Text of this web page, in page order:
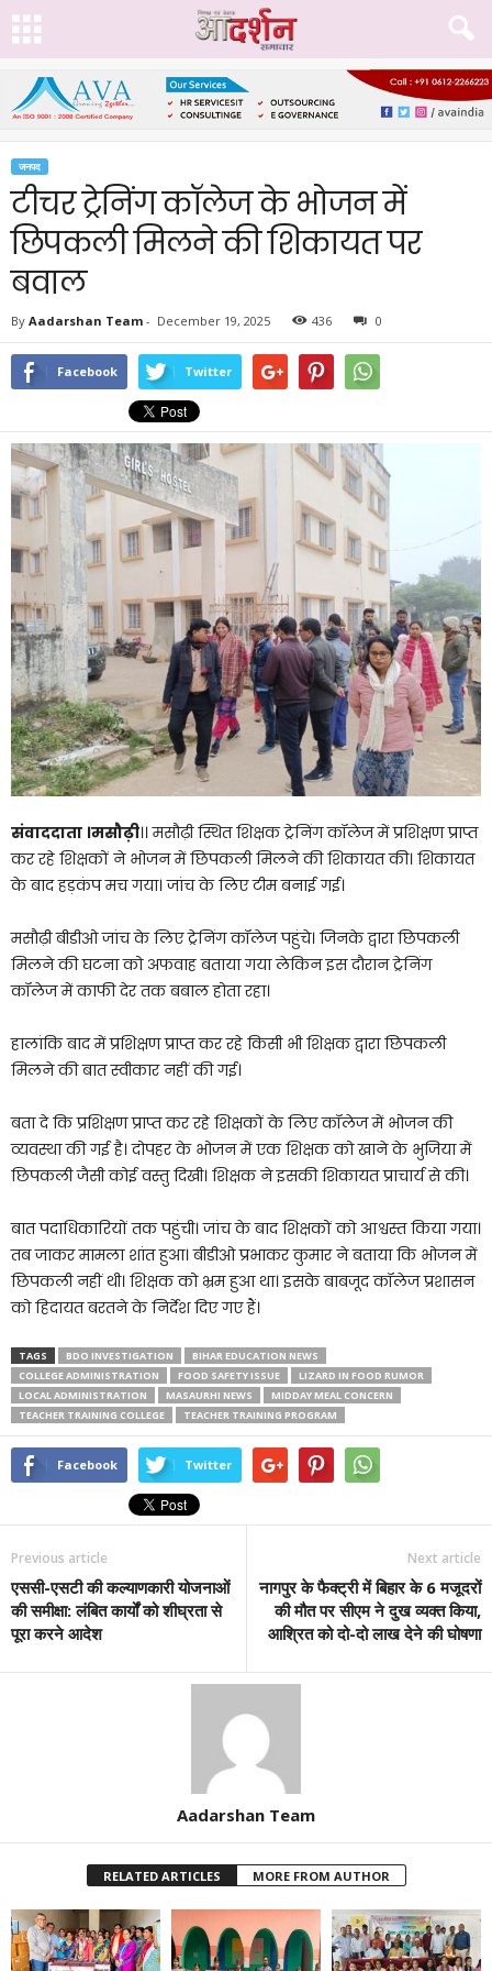
जनपद
टीचर ट्रेनिंग कॉलेज के भोजन में
छिपकली मिलने की शिकायत पर
बवाल
By Aadarshan Team - December 19, 2025 436 0
Facebook Twitter
संवाददाता ।मसौढ़ी।। मसौढ़ी स्थित शिक्षक ट्रेनिंग कॉलेज में प्रशिक्षण प्राप्त
कर रहे शिक्षकों ने भोजन में छिपकली मिलने की शिकायत की। शिकायत
के बाद हड़कंप मच गया। जांच के लिए टीम बनाई गई।
मसौढ़ी बीडीओ जांच के लिए ट्रेनिंग कॉलेज पहुंचे। जिनके द्वारा छिपकली
मिलने की घटना को अफवाह बताया गया लेकिन इस दौरान ट्रेनिंग
कॉलेज में काफी देर तक बबाल होता रहा।
हालांकि बाद में प्रशिक्षण प्राप्त कर रहे किसी भी शिक्षक द्वारा छिपकली
मिलने की बात स्वीकार नहीं की गई।
बता दे कि प्रशिक्षण प्राप्त कर रहे शिक्षकों के लिए कॉलेज में भोजन की
व्यवस्था की गई है। दोपहर के भोजन में एक शिक्षक को खाने के भुजिया में
छिपकली जैसी कोई वस्तु दिखी। शिक्षक ने इसकी शिकायत प्राचार्य से की।
बात पदाधिकारियों तक पहुंची। जांच के बाद शिक्षकों को आश्वस्त किया गया।
तब जाकर मामला शांत हुआ। बीडीओ प्रभाकर कुमार ने बताया कि भोजन में
छिपकली नहीं थी। शिक्षक को भ्रम हुआ था। इसके बाबजूद कॉलेज प्रशासन
को हिदायत बरतने के निर्देश दिए गए हैं।
TAGS BDO INVESTIGATION
BIHAR EDUCATION NEWS
COLLEGE ADMINISTRATION
FOOD SAFETY ISSUE
LIZARD IN FOOD RUMOR
LOCAL ADMINISTRATION
MASAURHI NEWS
MIDDAY MEAL CONCERN
TEACHER TRAINING COLLEGE
TEACHER TRAINING PROGRAM
Facebook Twitter
Previous article
एससी-एसटी की कल्याणकारी योजनाओं
की समीक्षा: लंबित कार्यों को शीघ्रता से
पूरा करने आदेश
Next article
नागपुर के फैक्ट्री में बिहार के 6 मजूदरों
की मौत पर सीएम ने दुख व्यक्त किया,
आश्रित को दो-दो लाख देने की घोषणा
Aadarshan Team
RELATED ARTICLES MORE FROM AUTHOR